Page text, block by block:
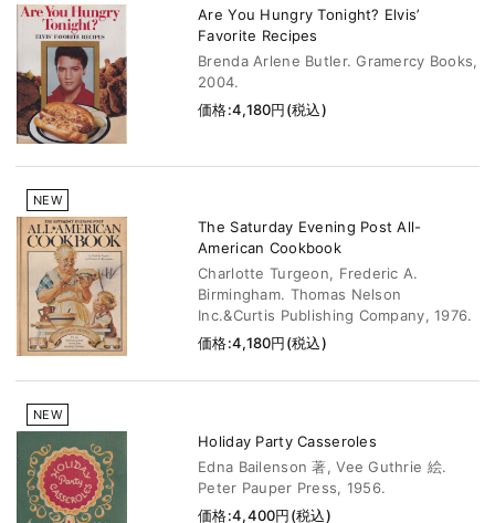
Are You Hungry Tonight? Elvis’
Favorite Recipes
Brenda Arlene Butler. Gramercy Books,
2004.
価格:4,180円(税込)
NEW
The Saturday Evening Post All-
American Cookbook
Charlotte Turgeon, Frederic A.
Birmingham. Thomas Nelson
Inc.&Curtis Publishing Company, 1976.
価格:4,180円(税込)
NEW
Holiday Party Casseroles
Edna Bailenson 著, Vee Guthrie 絵.
Peter Pauper Press, 1956.
価格:4,400円(税込)